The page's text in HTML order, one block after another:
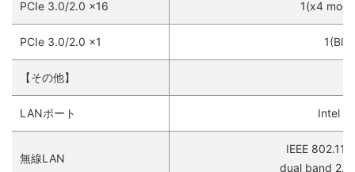
PCIe 3.0/2.0 x16 1(x4
PCIe 3.0/2.0 x1
【その他】
LANポート Intel
無線LAN
IEEE 802.11
dual band